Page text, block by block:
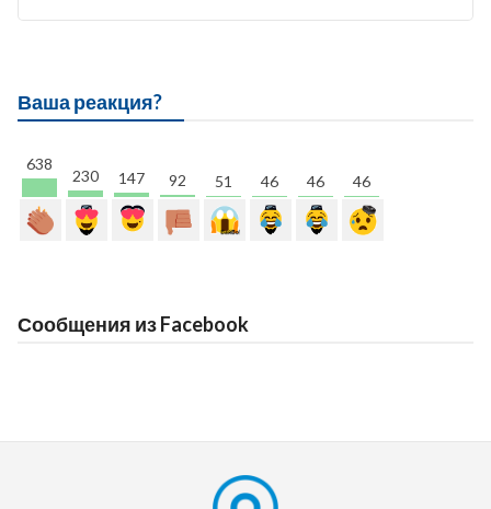
Ваша реакция?
638
230 147 92 51 46 46 46
Сообщения из Facebook